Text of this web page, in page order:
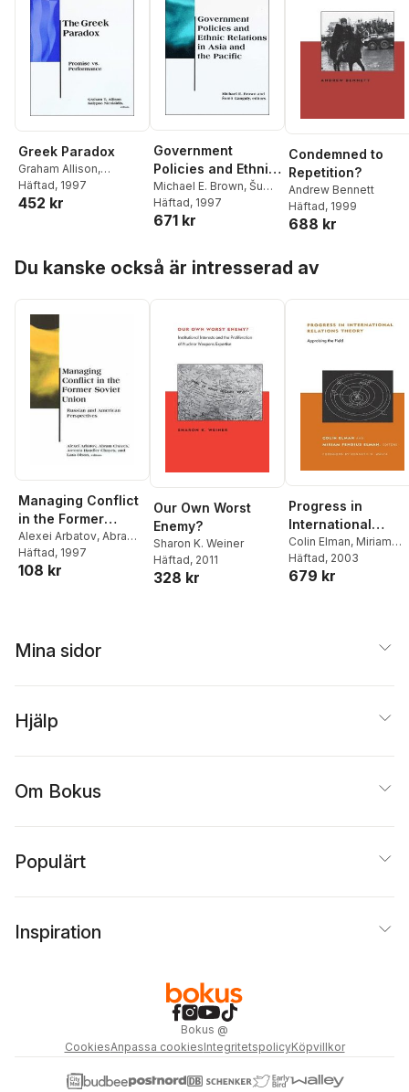
Greek Paradox
Graham Allison,
Kalypso Nicolaïdis
Häftad, 1997
452 kr
Government
Policies and Ethnic
Relations in Asia
and the Pacific
Michael E. Brown, Šumit
Ganguly
Häftad, 1997
671 kr
Condemned to
Repetition?
Andrew Bennett
Häftad, 1999
688 kr
Du kanske också är intresserad av
Managing Conflict
in the Former
Soviet Union
Alexei Arbatov, Abram
Chayes ,Antonia
Handler Chayes
Häftad, 1997
108 kr
Our Own Worst
Enemy?
Sharon K. Weiner
Häftad, 2011
328 kr
Progress in
International
Relations Theory
Colin Elman, Miriam
Fendius Elman
Häftad, 2003
679 kr
Mina sidor
Hjälp
Om Bokus
Populärt
Inspiration
Bokus @
CookiesAnpassa cookiesIntegritetspolicyKöpvillkor